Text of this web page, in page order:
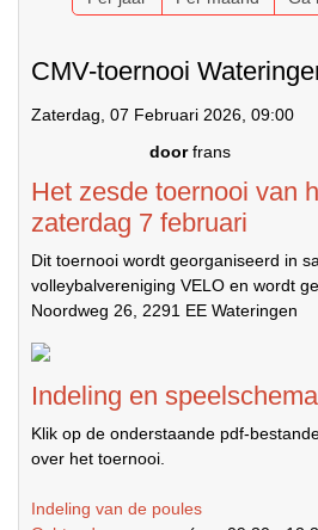
CMV-toernooi
Zaterdag, 07 Februari 2026, 09:00
doorfrans
Het zesde toernooi van
zaterdag 7 februari
Dit toernooi wordt georganiseerd in
volleybalvereniging VELO en wordt
Noordweg 26, 2291 EE Wateringen
Indeling en
Klik op de onderstaande pdf-
over het toernooi.
Indeling van de poules